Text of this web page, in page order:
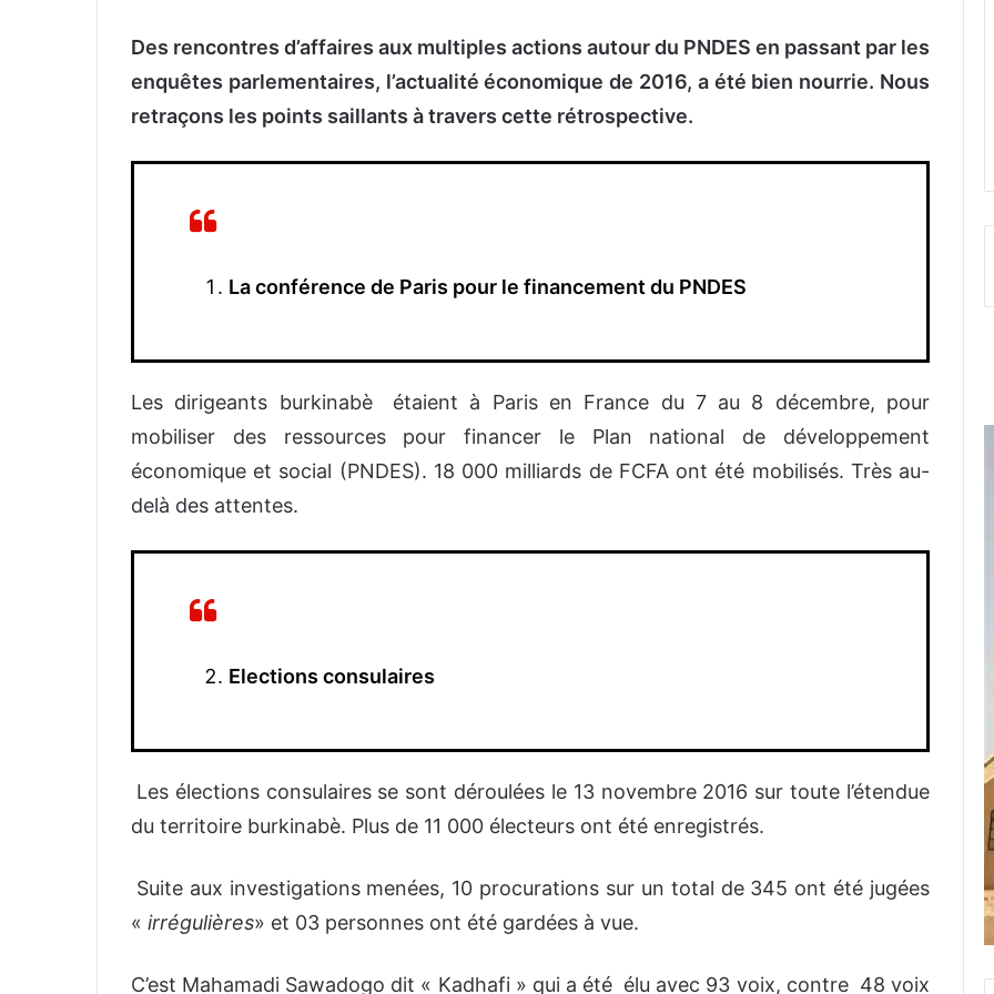
Des rencontres d’affaires aux multiples actions autour du PNDES en passant par les
enquêtes parlementaires, l’actualité économique de 2016, a été bien nourrie. Nous
retraçons les points saillants à travers cette rétrospective.
La conférence de Paris pour le financement du PNDES
Les dirigeants burkinabè
étaient à Paris en France du 7 au 8 décembre, pour
mobiliser des ressources pour financer le Plan national de développement
économique et social (PNDES). 18 000 milliards de FCFA ont été mobilisés. Très au-
delà des attentes.
Elections consulaires
Les élections consulaires se sont déroulées le 13 novembre 2016 sur toute l’étendue
du territoire burkinabè. Plus de 11 000 électeurs ont été enregistrés.
Suite aux investigations menées, 10 procurations sur un total de 345 ont été jugées
« irrégulières» et 03 personnes ont été gardées à vue.
C’est Mahamadi Sawadogo dit « Kadhafi » qui a été élu avec 93 voix, contre 48 voix